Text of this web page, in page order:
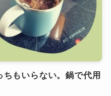
もいらない。鍋で代用